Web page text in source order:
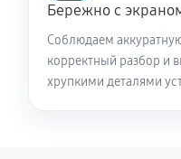
Бережно с
Соблюдаем
корректный разбор и
хрупкими деталями